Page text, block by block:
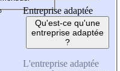
Entreprise adaptée
Qu'est-ce qu'une
entreprise adaptée
?
L'entreprise adaptée